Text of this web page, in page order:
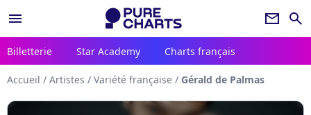
menu newsletter search
Billetterie Star Academy Charts français
Accueil / Artistes / Variété française / Gérald de Palmas